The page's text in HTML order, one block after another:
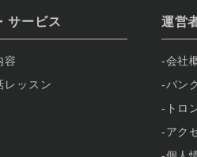
サービス
容
レッスン
運営
会社
バン
トロ
アク